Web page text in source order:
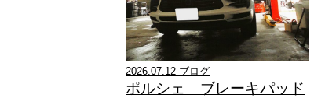
2026.07.12 ブログ
ポルシェ ブレーキパッド